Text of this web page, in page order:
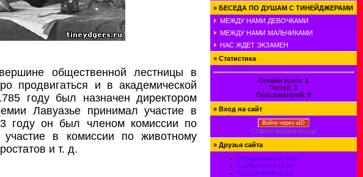
общественной лестницы в
продвигаться и в академической
году был назначен директором
Лавуазье принимал участие в
году он был членом комиссии по
в комиссии по животному
и т. д.
» БЕСЕДА ПО ДУШАМ С ТИНЕЙДЖЕРАМИ
МЕЖДУ НАМИ ДЕВОЧКАМИ
МЕЖДУ НАМИ МАЛЬЧИКАМИ
НАС ЖДЕТ ЭКЗАМЕН
» Статистика
Онлайн всего: 1
Гостей: 1
Пользователей: 0
» Вход на сайт
Войти через uID
Старая форма входа
» Друзья сайта
Официальный блог
Сообщество uCoz
База знаний uCoz